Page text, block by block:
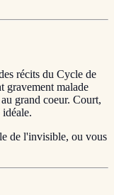
récits du Cycle de
gravement malade
grand coeur. Court,
de l'invisible, ou vous